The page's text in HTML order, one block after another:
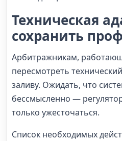
Техническая
сохранить
Арбитражникам,
пересмотреть
заливу. Ожидать, что
бессмысленно —
только ужесточаться.
Список необходимых